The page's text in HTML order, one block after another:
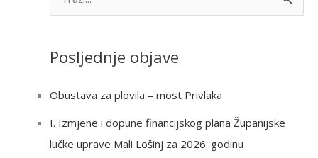
r
f
o
Posljednje objave
Obustava za plovila – most Privlaka
I. Izmjene i dopune financijskog plana Županijske
lučke uprave Mali Lošinj za 2026. godinu